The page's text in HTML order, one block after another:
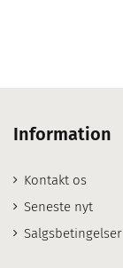
Information
Kontakt os
Seneste nyt
Salgsbetingelser